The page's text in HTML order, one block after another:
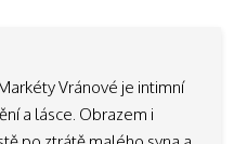
Vránové je intimní
a lásce. Obrazem i